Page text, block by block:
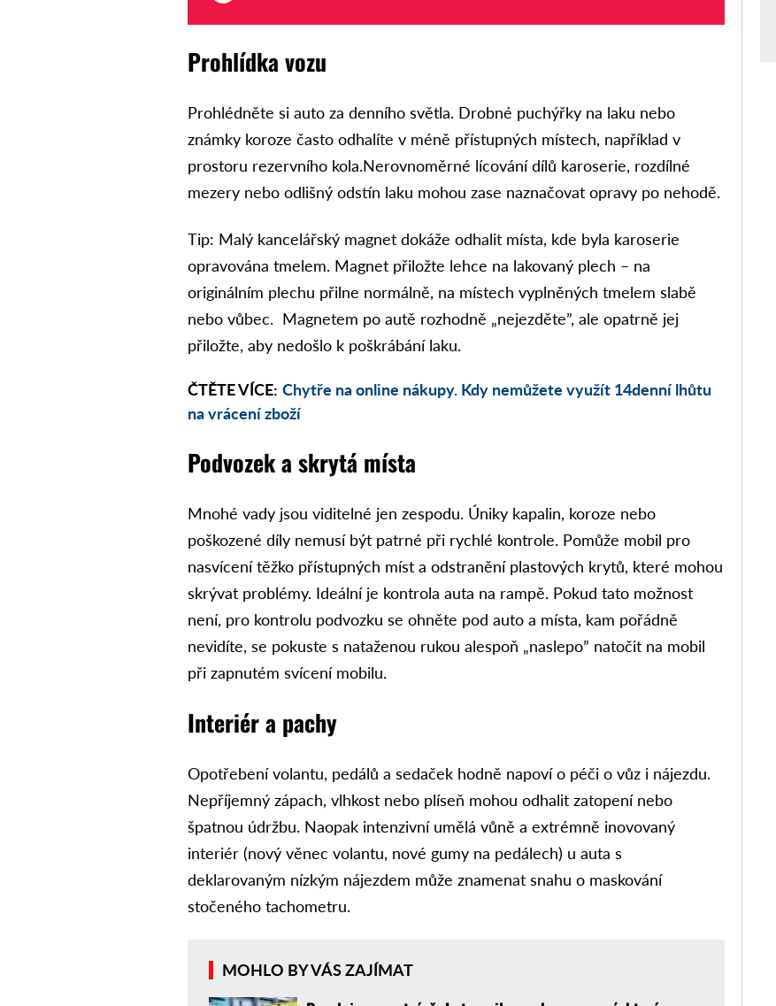
Prohlídka vozu
Prohlédněte si auto za denního světla. Drobné puchýřky na laku nebo
známky koroze často odhalíte v méně přístupných místech, například v
prostoru rezervního kola.Nerovnoměrné lícování dílů karoserie, rozdílné
mezery nebo odlišný odstín laku mohou zase naznačovat opravy po nehodě.
Tip: Malý kancelářský magnet dokáže odhalit místa, kde byla karoserie
opravována tmelem. Magnet přiložte lehce na lakovaný plech – na
originálním plechu přilne normálně, na místech vyplněných tmelem slabě
nebo vůbec. Magnetem po autě rozhodně „nejezděte”, ale opatrně jej
přiložte, aby nedošlo k poškrábání laku.
ČTĚTE VÍCE: Chytře na online nákupy. Kdy nemůžete využít 14denní lhůtu
na vrácení zboží
Podvozek a skrytá místa
Mnohé vady jsou viditelné jen zespodu. Úniky kapalin, koroze nebo
poškozené díly nemusí být patrné při rychlé kontrole. Pomůže mobil pro
nasvícení těžko přístupných míst a odstranění plastových krytů, které mohou
skrývat problémy. Ideální je kontrola auta na rampě. Pokud tato možnost
není, pro kontrolu podvozku se ohněte pod auto a místa, kam pořádně
nevidíte, se pokuste s nataženou rukou alespoň „naslepo” natočit na mobil
při zapnutém svícení mobilu.
Interiér a pachy
Opotřebení volantu, pedálů a sedaček hodně napoví o péči o vůz i nájezdu.
Nepříjemný zápach, vlhkost nebo plíseň mohou odhalit zatopení nebo
špatnou údržbu. Naopak intenzivní umělá vůně a extrémně inovovaný
interiér (nový věnec volantu, nové gumy na pedálech) u auta s
deklarovaným nízkým nájezdem může znamenat snahu o maskování
stočeného tachometru.
MOHLO BY VÁS ZAJÍMAT